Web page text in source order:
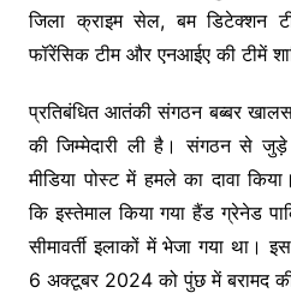
जिला क्राइम सेल, बम डिटेक्शन
फॉरेंसिक टीम और एनआईए की टीमें
प्रतिबंधित आतंकी संगठन बब्बर
की जिम्मेदारी ली है। संगठन से
मीडिया पोस्ट में हमले का दावा
कि इस्तेमाल किया गया हैंड ग्रेनेड
सीमावर्ती इलाकों में भेजा गया
6 अक्टूबर 2024 को पुंछ में बरामद